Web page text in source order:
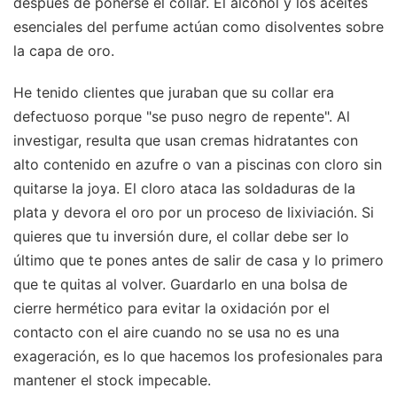
esenciales del perfume actúan como disolventes sobre
la capa de oro.
He tenido clientes que juraban que su collar era
defectuoso porque "se puso negro de repente". Al
investigar, resulta que usan cremas hidratantes con
alto contenido en azufre o van a piscinas con cloro sin
quitarse la joya. El cloro ataca las soldaduras de la
plata y devora el oro por un proceso de lixiviación. Si
quieres que tu inversión dure, el collar debe ser lo
último que te pones antes de salir de casa y lo primero
que te quitas al volver. Guardarlo en una bolsa de
cierre hermético para evitar la oxidación por el
contacto con el aire cuando no se usa no es una
exageración, es lo que hacemos los profesionales para
mantener el stock impecable.